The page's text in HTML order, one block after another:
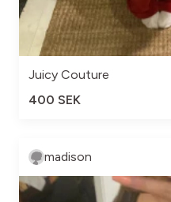
Juicy Couture
400 SEK
madison